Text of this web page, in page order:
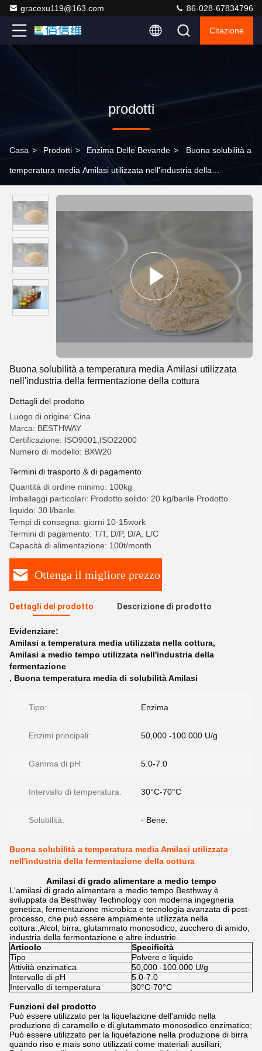
gracexu119@163.com 86-028-67834796
Citazione
prodotti
Casa > Prodotti > Enzima Delle Bevande > Buona solubilità a
temperatura media Amilasi utilizzata nell'industria della
Buona solubilità a temperatura media Amilasi utilizzata
nell'industria della fermentazione della cottura
Dettagli del prodotto
Luogo di origine: Cina
Marca: BESTHWAY
Certificazione: ISO9001,ISO22000
Numero di modello: BXW20
Termini di trasporto & di pagamento
Quantità di ordine minimo: 100kg
Imballaggi particolari: Prodotto solido: 20 kg/barile Prodotto
liquido: 30 l/barile.
Tempi di consegna: giorni 10-15work
Termini di pagamento: T/T, D/P, D/A, L/C
Capacità di alimentazione: 100t/month
Ottenga il migliore prezzo
Dettagli del prodotto Descrizione di prodotto
Evidenziare:
Amilasi a temperatura media utilizzata nella cottura,
Amilasi a medio tempo utilizzata nell'industria della
fermentazione
, Buona temperatura media di solubilità Amilasi
Tipo: Enzima
Enzimi principali: 50,000 -100 000 U/g
Gamma di pH: 5.0-7.0
Intervallo di temperatura: 30°C-70°C
Solubilità: - Bene.
Buona solubilità a temperatura media Amilasi utilizzata
nell'industria della fermentazione della cottura
Amilasi di grado alimentare a medio tempo
L'amilasi di grado alimentare a medio tempo Besthway è
sviluppata da Besthway Technology con moderna ingegneria
genetica, fermentazione microbica e tecnologia avanzata di post-
processo, che può essere ampiamente utilizzata nella
cottura.,Alcol, birra, glutammato monosodico, zucchero di amido,
industria della fermentazione e altre industrie.
Articolo
Specificità
Tipo
Polvere e liquido
Attività enzimatica
50,000 -100.000 U/g
Intervallo di pH
5.0-7.0
Intervallo di temperatura
30°C-70°C
Funzioni del prodotto
Può essere utilizzato per la liquefazione dell'amido nella
produzione di caramello e di glutammato monosodico enzimatico;
Può essere utilizzato per la liquefazione nella produzione di birra
quando riso e mais sono utilizzati come materiali ausiliari;